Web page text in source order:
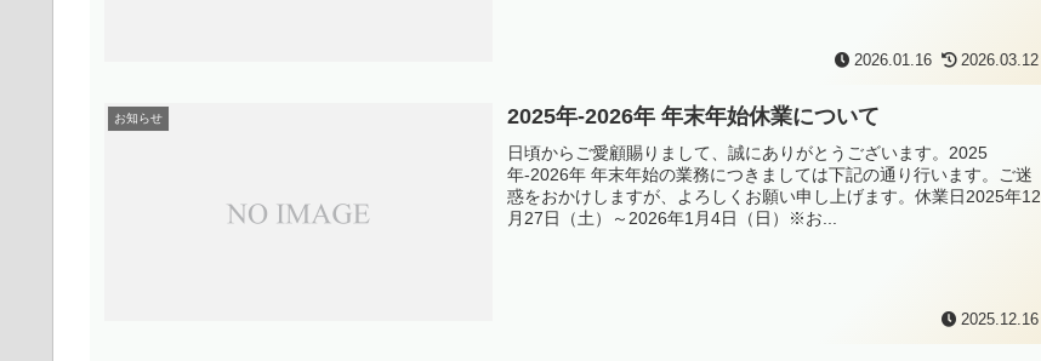
2026.01.16 2026.03.12
お知らせ 2025年-2026年 年末年始休業について
日頃からご愛顧賜りまして、誠にありがとうございます。2025
年-2026年 年末年始の業務につきましては下記の通り行います。ご迷
惑をおかけしますが、よろしくお願い申し上げます。休業日2025年12
月27日（土）～2026年1月4日（日）※お...
2025.12.16